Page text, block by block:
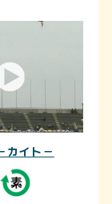
イト－